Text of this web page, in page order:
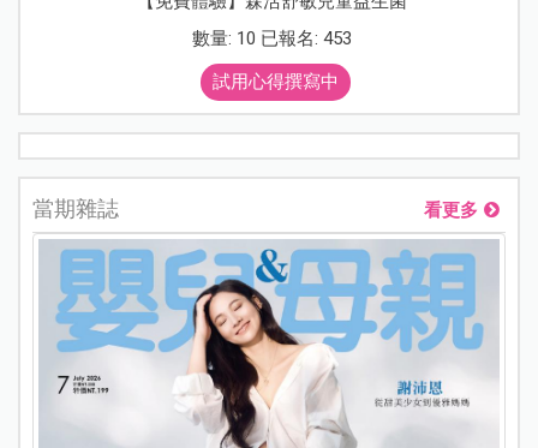
數量: 10 已報名: 453
試用心得撰寫中
當期雜誌 看更多